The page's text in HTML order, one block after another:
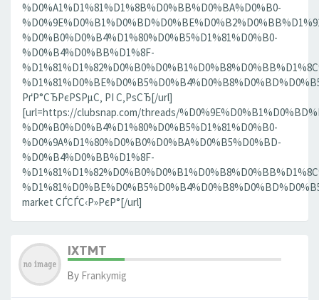
%D0%A1%D1%81%D1%8B%D0%BB%D0%BA%D0%B0-
%D0%B0%D0%B4%D1%80%D0%B5%D1%81%D0%B0-
%D0%B4%D0%BB%D1%8F-
РґР°СЂРєРЅРµС‚ РІ С‚РѕСЂ[/url]
[url=https://clubsnap.com/threads/
%D0%B0%D0%B4%D1%80%D0%B5%D1%81%D0%B0-
%D0%9A%D1%80%D0%B0%D0%BA%D0%B5%D0%BD-
%D0%B4%D0%BB%D1%8F-
market СЃСЃС‹Р»РєР°[/url]
IXTMT
By Frankymig